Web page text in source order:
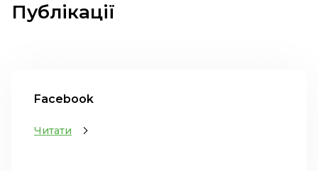
Публікації
Facebook
Читати